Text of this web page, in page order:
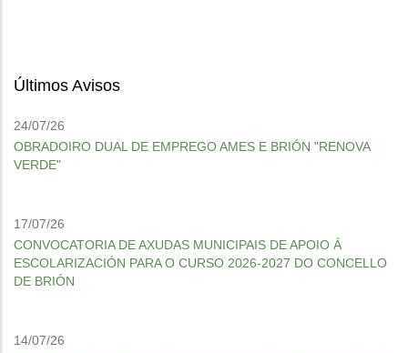
Últimos Avisos
24/07/26
OBRADOIRO DUAL DE EMPREGO AMES E BRIÓN "RENOVA
VERDE"
17/07/26
CONVOCATORIA DE AXUDAS MUNICIPAIS DE APOIO Á
ESCOLARIZACIÓN PARA O CURSO 2026-2027 DO CONCELLO
DE BRIÓN
14/07/26